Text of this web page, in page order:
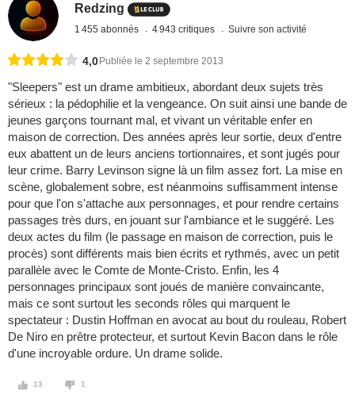
Redzing
1 455 abonnés 4 943 critiques Suivre son activité
4,0 Publiée le 2 septembre 2013
"Sleepers" est un drame ambitieux, abordant deux sujets très
sérieux : la pédophilie et la vengeance. On suit ainsi une bande de
jeunes garçons tournant mal, et vivant un véritable enfer en
maison de correction. Des années après leur sortie, deux d'entre
eux abattent un de leurs anciens tortionnaires, et sont jugés pour
leur crime. Barry Levinson signe là un film assez fort. La mise en
scène, globalement sobre, est néanmoins suffisamment intense
pour que l'on s'attache aux personnages, et pour rendre certains
passages très durs, en jouant sur l'ambiance et le suggéré. Les
deux actes du film (le passage en maison de correction, puis le
procès) sont différents mais bien écrits et rythmés, avec un petit
parallèle avec le Comte de Monte-Cristo. Enfin, les 4
personnages principaux sont joués de manière convaincante,
mais ce sont surtout les seconds rôles qui marquent le
spectateur : Dustin Hoffman en avocat au bout du rouleau, Robert
De Niro en prêtre protecteur, et surtout Kevin Bacon dans le rôle
d'une incroyable ordure. Un drame solide.
13 1